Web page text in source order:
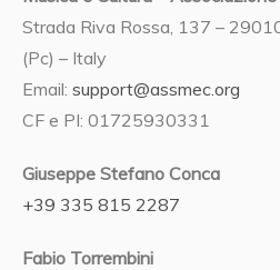
Strada Riva Rossa, 137 –
(Pc) – Italy
Email:support@assmec.org
CF e PI: 01725930331
Giuseppe Stefano Conca
+39 335 815 2287
Fabio Torrembini